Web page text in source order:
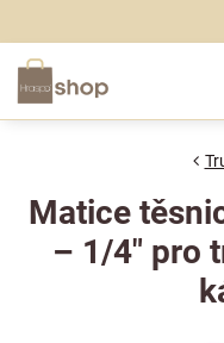
Matice
– 1/4" pro